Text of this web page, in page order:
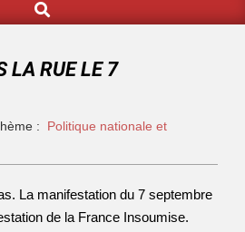
LA RUE LE 7
:
Politique nationale et
La manifestation du 7 septembre
de la France Insoumise.